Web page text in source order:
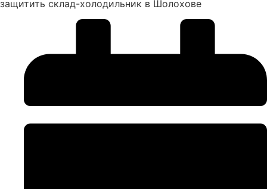
защитить склад-холодильник в Шолохове